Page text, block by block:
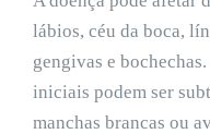
lábios, céu da boca,
gengivas e
iniciais podem ser
manchas brancas ou